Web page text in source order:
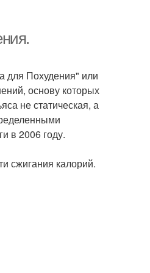
для Похудения" или
основу которых
не статическая, а
в 2006 году.
сжигания калорий.